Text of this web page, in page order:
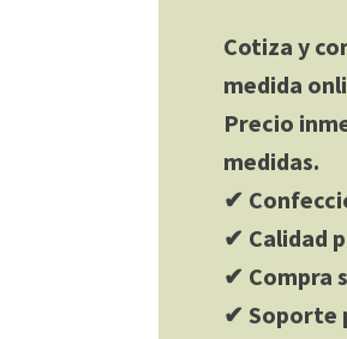
Cotiza y
medida
Precio
medidas.
✔
✔ Calidad
✔ Compra
✔ Soporte